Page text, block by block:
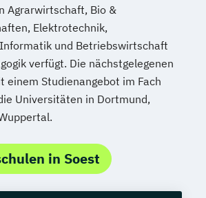
Agrarwirtschaft, Bio &
Elektrotechnik,
und Betriebswirtschaft
verfügt. Die nächstgelegenen
einem Studienangebot im Fach
Universitäten in Dortmund,
in Soest